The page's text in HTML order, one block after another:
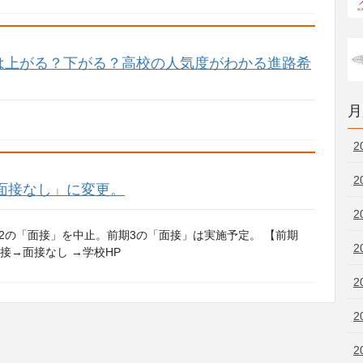
上がる？下がる？高校の人気度がわかる進路希
なし」に変更。
「面接」を中止。前期3の「面接」は実施予定。 【前期
接→面接なし →学校HP